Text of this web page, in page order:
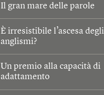
Il gran mare delle parole
È irresistibile l’ascesa degli
anglismi?
Un premio alla capacità di
adattamento